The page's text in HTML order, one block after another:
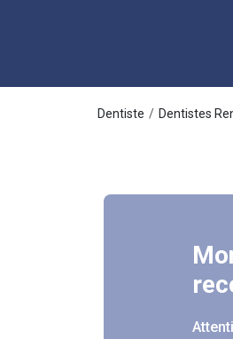
Dentiste Dentistes